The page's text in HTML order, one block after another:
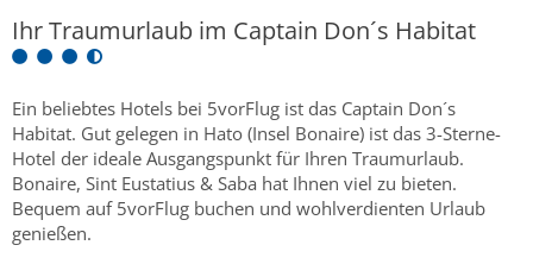
Ihr Traumurlaub im Captain Don´s Habitat
Ein beliebtes Hotels bei 5vorFlug ist das Captain Don´s
Habitat. Gut gelegen in Hato (Insel Bonaire) ist das 3-Sterne-
Hotel der ideale Ausgangspunkt für Ihren Traumurlaub.
Bonaire, Sint Eustatius & Saba hat Ihnen viel zu bieten.
Bequem auf 5vorFlug buchen und wohlverdienten Urlaub
genießen.